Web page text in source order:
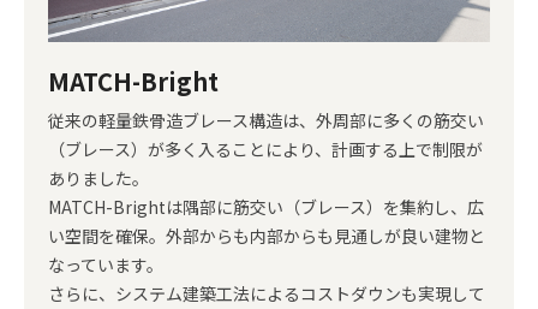
MATCH-Bright
従来の軽量鉄骨造ブレース構造は、外周部に多くの筋交い
（ブレース）が多く入ることにより、計画する上で制限が
ありました。
MATCH-Brightは隅部に筋交い（ブレース）を集約し、広
い空間を確保。外部からも内部からも見通しが良い建物と
なっています。
さらに、システム建築工法によるコストダウンも実現して